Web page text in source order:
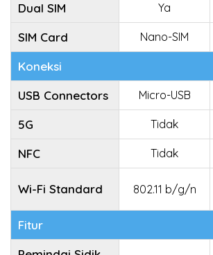
Dual SIM
Ya
SIM Card Nano-SIM
Koneksi
USB Connectors
Micro-USB
5G Tidak
NFC Tidak
Wi-Fi Standard 802.11 b/g/n
Fitur